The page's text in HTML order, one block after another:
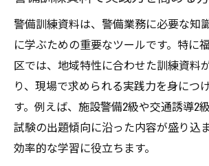
警備訓練資料は、警備業務に必要な知
に学ぶための重要なツールです。特に
区では、地域特性に合わせた訓練資料
り、現場で求められる実践力を身につ
す。例えば、施設警備2級や交通誘導2
試験の出題傾向に沿った内容が盛り込
効率的な学習に役立ちます。